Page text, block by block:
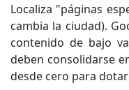
Localiza "páginas
cambia la ciudad).
contenido de bajo
deben consolidarse
desde cero para